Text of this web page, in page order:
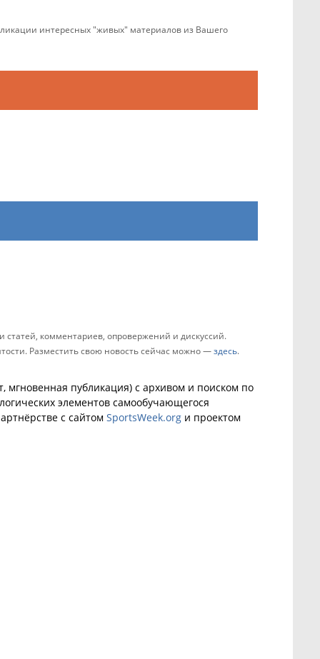
интересных "живых" материалов из Вашего
комментариев, опровержений и дискуссий.
Разместить свою новость сейчас можно —здесь.
публикация) с архивом и поиском по
элементов самообучающегося
с сайтом SportsWeek.org и проектом